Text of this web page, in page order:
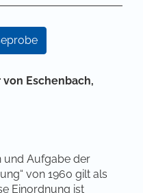
oder durch Zahlung
Eschenbach,
und Aufgabe der
von 1960 gilt als
Einordnung ist